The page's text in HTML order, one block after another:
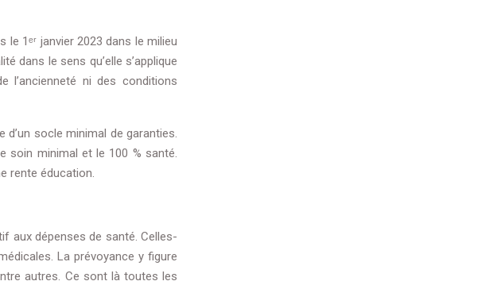
1ᵉʳ janvier 2023 dans le milieu
dans le sens qu’elle s’applique
l’ancienneté ni des conditions
socle minimal de garanties.
soin minimal et le 100 % santé.
rente éducation.
aux dépenses de santé. Celles-
La prévoyance y figure
autres. Ce sont là toutes les